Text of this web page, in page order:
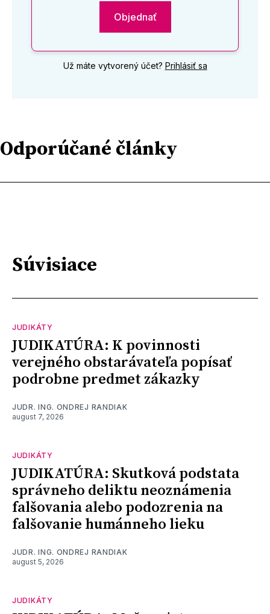
Objednať
Už máte vytvorený účet? Prihlásiť sa
Odporúčané články
Súvisiace
JUDIKÁTY
JUDIKATÚRA: K povinnosti
verejného obstarávateľa popísať
podrobne predmet zákazky
JUDR. ING. ONDREJ RANDIAK
august 7, 2026
JUDIKÁTY
JUDIKATÚRA: Skutková podstata
správneho deliktu neoznámenia
falšovania alebo podozrenia na
falšovanie humánneho lieku
JUDR. ING. ONDREJ RANDIAK
august 5, 2026
JUDIKÁTY